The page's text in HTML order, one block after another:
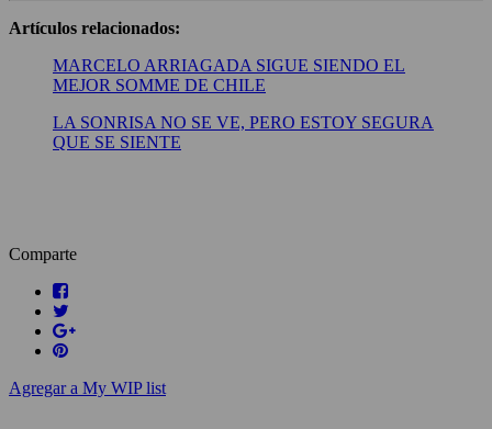
Artículos relacionados:
MARCELO ARRIAGADA SIGUE SIENDO EL
MEJOR SOMME DE CHILE
LA SONRISA NO SE VE, PERO ESTOY SEGURA
QUE SE SIENTE
Comparte
Agregar a My WIP list